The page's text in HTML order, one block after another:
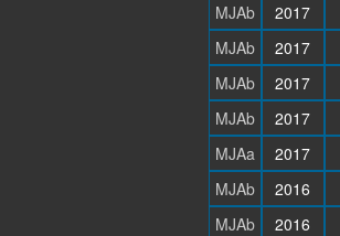
MJAb
2017
MJAb
2017
MJAb
2017
MJAb
2017
MJAa
2017
MJAb
2016
MJAb
2016